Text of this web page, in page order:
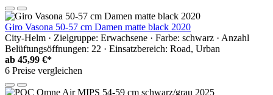
Giro Vasona 50-57 cm Damen matte black 2020
City-Helm · Zielgruppe: Erwachsene · Farbe: schwarz · Anzahl
Belüftungsöffnungen: 22 · Einsatzbereich: Road, Urban
ab 45,99 €*
6 Preise vergleichen